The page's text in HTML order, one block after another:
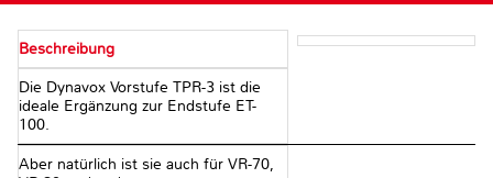
Beschreibung
Die Dynavox Vorstufe TPR-3 ist die
ideale Ergänzung zur Endstufe ET-
100.
Aber natürlich ist sie auch für VR-70,